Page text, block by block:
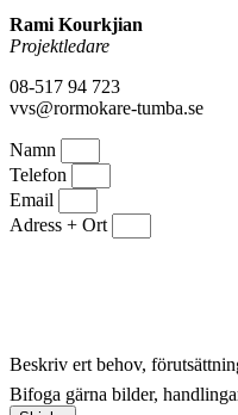
Rami Kourkjian
Projektledare
08-517 94 723
vvs@rormokare-tumba.se
Namn
Telefon
Email
Adress + Ort
Beskriv ert behov,
Bifoga gärna bilder,